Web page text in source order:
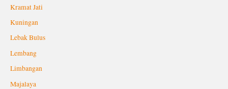
Kramat Jati
Kuningan
Lebak Bulus
Lembang
Limbangan
Majalaya